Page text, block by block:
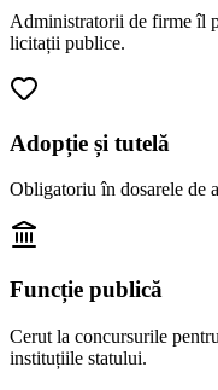
Administratorii de firme îl
licitații publice.
Adopție și tutelă
Obligatoriu în dosarele de
Funcție publică
Cerut la concursurile
instituțiile statului.